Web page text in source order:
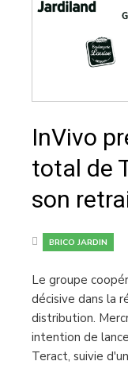
InVivo
total de
son
BRICO JARDIN
Le groupe
décisive dans la
distribution.
intention de
Teract, suivie